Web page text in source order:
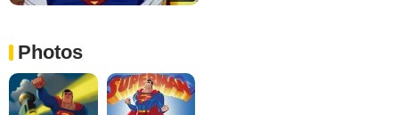
Photos